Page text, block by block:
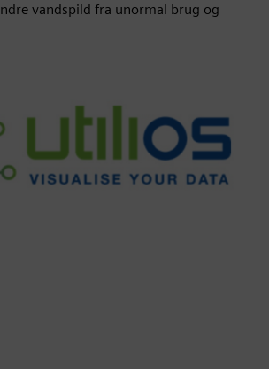
vandspild fra unormal brug og